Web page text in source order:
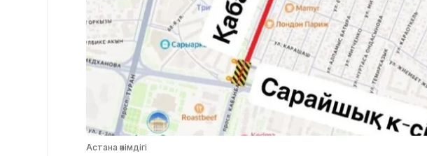
Астана әкімдігі